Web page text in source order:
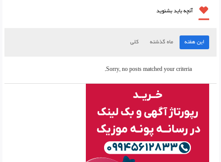
آنچه باید بشنوید
این هفته ماه گذشته کلی
Sorry, no posts matched your criteria.